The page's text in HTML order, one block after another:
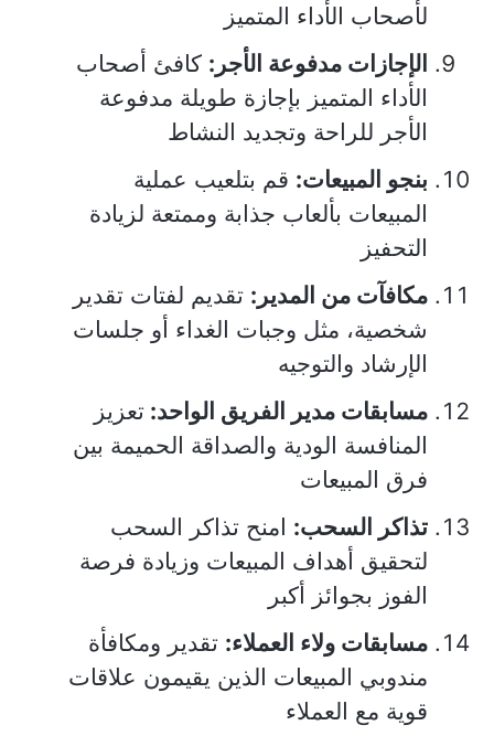
لأصحاب الأداء المتميز
الإجازات مدفوعة الأجر: كافئ أصحاب
الأداء المتميز بإجازة طويلة مدفوعة
الأجر للراحة وتجديد النشاط
بنجو المبيعات: قم بتلعيب عملية
المبيعات بألعاب جذابة وممتعة لزيادة
التحفيز
مكافآت من المدير: تقديم لفتات تقدير
شخصية، مثل وجبات الغداء أو جلسات
الإرشاد والتوجيه
مسابقات مدير الفريق الواحد: تعزيز
المنافسة الودية والصداقة الحميمة بين
فرق المبيعات
تذاكر السحب: امنح تذاكر السحب
لتحقيق أهداف المبيعات وزيادة فرصة
الفوز بجوائز أكبر
مسابقات ولاء العملاء: تقدير ومكافأة
مندوبي المبيعات الذين يقيمون علاقات
قوية مع العملاء